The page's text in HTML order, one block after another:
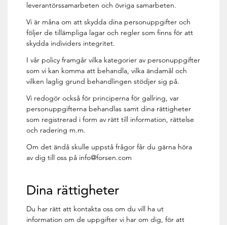
leverantörssamarbeten och övriga samarbeten.
Vi är måna om att skydda dina personuppgifter och
följer de tillämpliga lagar och regler som finns för att
skydda individers integritet.
I vår policy framgår vilka kategorier av personuppgifter
som vi kan komma att behandla, vilka ändamål och
vilken laglig grund behandlingen stödjer sig på.
Vi redogör också för principerna för gallring, var
personuppgifterna behandlas samt dina rättigheter
som registrerad i form av rätt till information, rättelse
och radering m.m.
Om det ändå skulle uppstå frågor får du gärna höra
av dig till oss på info@forsen.com
Dina rättigheter
Du har rätt att kontakta oss om du vill ha ut
information om de uppgifter vi har om dig, för att